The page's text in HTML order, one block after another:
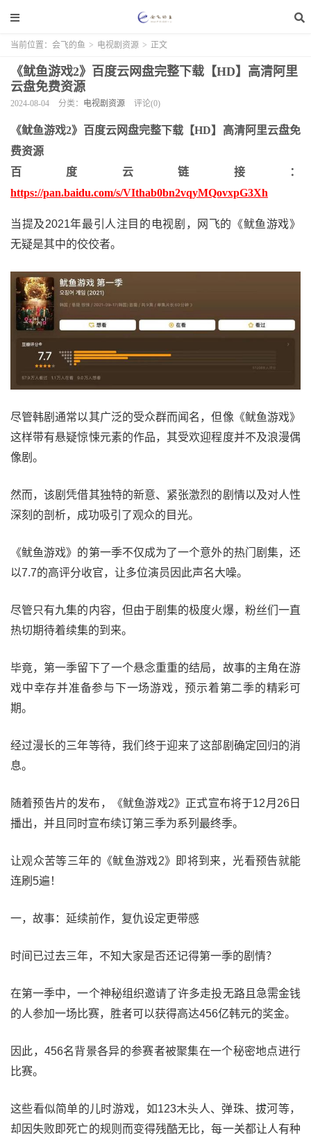
当前位置： 会飞的鱼 > 电视剧资源 > 正文
《鱿鱼游戏2》百度云网盘完整下载【HD】高清阿里
云盘免费资源
2024-08-04 分类： 电视剧资源 评论(0)
《鱿鱼游戏2》百度云网盘完整下载【HD】高清阿里云盘免
费资源
百度云链接：
https://pan.baidu.com/s/VIthab0bn2vqyMQovxpG3Xh
当提及2021年最引人注目的电视剧，网飞的《鱿鱼游戏》
无疑是其中的佼佼者。
尽管韩剧通常以其广泛的受众群而闻名，但像《鱿鱼游戏》
这样带有悬疑惊悚元素的作品，其受欢迎程度并不及浪漫偶
像剧。
然而，该剧凭借其独特的新意、紧张激烈的剧情以及对人性
深刻的剖析，成功吸引了观众的目光。
《鱿鱼游戏》的第一季不仅成为了一个意外的热门剧集，还
以7.7的高评分收官，让多位演员因此声名大噪。
尽管只有九集的内容，但由于剧集的极度火爆，粉丝们一直
热切期待着续集的到来。
毕竟，第一季留下了一个悬念重重的结局，故事的主角在游
戏中幸存并准备参与下一场游戏，预示着第二季的精彩可
期。
经过漫长的三年等待，我们终于迎来了这部剧确定回归的消
息。
随着预告片的发布，《鱿鱼游戏2》正式宣布将于12月26日
播出，并且同时宣布续订第三季为系列最终季。
让观众苦等三年的《鱿鱼游戏2》即将到来，光看预告就能
连刷5遍！
一，故事：延续前作，复仇设定更带感
时间已过去三年，不知大家是否还记得第一季的剧情？
在第一季中，一个神秘组织邀请了许多走投无路且急需金钱
的人参加一场比赛，胜者可以获得高达456亿韩元的奖金。
因此，456名背景各异的参赛者被聚集在一个秘密地点进行
比赛。
这些看似简单的儿时游戏，如123木头人、弹珠、拔河等，
却因失败即死亡的规则而变得残酷无比，每一关都让人有种